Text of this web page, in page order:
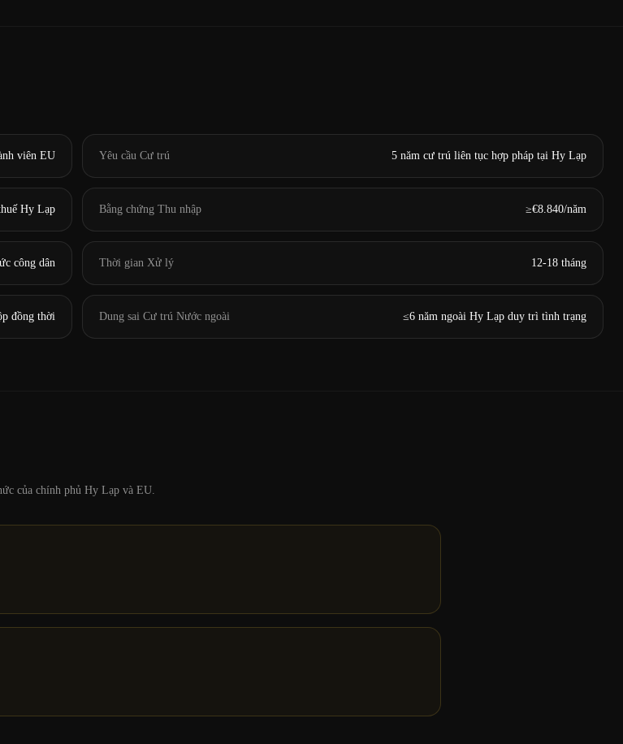
viên EU Yêu cầu Cư trú 5 năm cư trú liên tục hợp pháp tại Hy Lạp
Hy Lạp Bằng chứng Thu nhập ≥€8.840/năm
công dân Thời gian Xử lý 12-18 tháng
đồng thời Dung sai Cư trú Nước ngoài ≤6 năm ngoài Hy Lạp duy trì tình trạng
của chính phủ Hy Lạp và EU.